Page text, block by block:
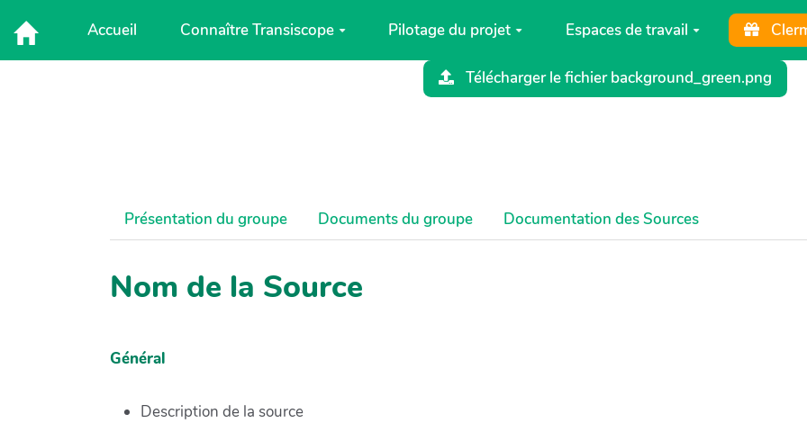
Aller au contenu principal
Accueil Connaître Transiscope Pilotage du projet Espaces de travail
Télécharger le fichier background_green.png
Présentation du groupe Documents du groupe Documentation des Sources
Nom de la Source
Général
Description de la source